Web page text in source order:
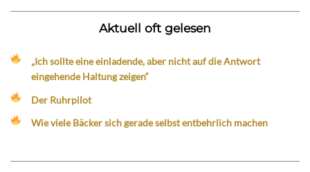
Aktuell oft gelesen
„Ich sollte eine einladende, aber nicht auf die Antwort
eingehende Haltung zeigen“
Der Ruhrpilot
Wie viele Bäcker sich gerade selbst entbehrlich machen